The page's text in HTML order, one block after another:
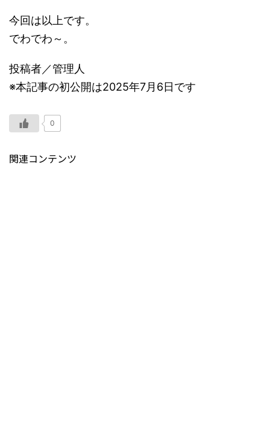
今回は以上です。
でわでわ～。
投稿者／管理人
※本記事の初公開は2025年7月6日です
0
関連コンテンツ